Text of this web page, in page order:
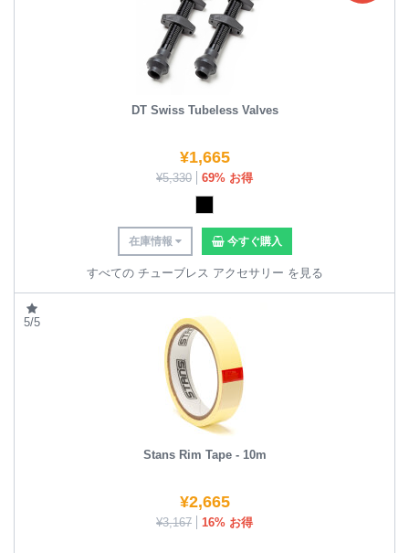
DT Swiss Tubeless Valves
¥1,665
¥5,330 69% お得
在庫情報 今すぐ購入
すべての チューブレス アクセサリー を見る
5/5
Stans Rim Tape - 10m
¥2,665
¥3,167 16% お得